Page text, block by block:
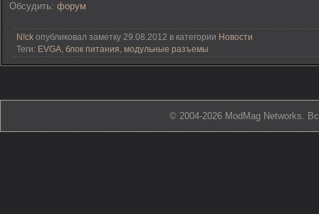
Обсудить: форум
N!ck опубликовал заметку 29.08.2012 в категории Новости
Теги: EVGA, блок питания, модульные разъемы
© 2004-2026 ModMag Networks.